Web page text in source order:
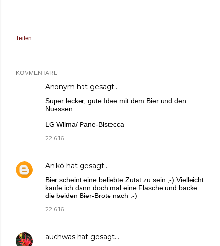
Teilen
KOMMENTARE
Anonym hat gesagt…
Super lecker, gute Idee mit dem Bier und den
Nuessen.
LG Wilma/ Pane-Bistecca
22.6.16
Anikó hat gesagt…
Bier scheint eine beliebte Zutat zu sein ;-) Vielleicht
kaufe ich dann doch mal eine Flasche und backe
die beiden Bier-Brote nach :-)
22.6.16
auchwas hat gesagt…